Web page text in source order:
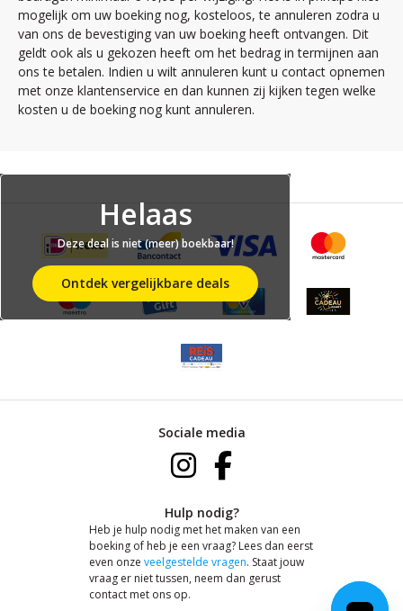
mogelijk om uw boeking nog, kosteloos, te annuleren zodra u
van ons de bevestiging van uw boeking heeft ontvangen. Dit
geldt ook als u gekozen heeft om het bedrag in termijnen aan
ons te betalen. Indien u wilt annuleren kunt u contact opnemen
met onze klantenservice en dan kunnen zij kijken tegen welke
kosten u de boeking nog kunt annuleren.
Helaas
Deze deal is niet (meer) boekbaar!
Ontdek vergelijkbare deals
Sociale media
Hulp nodig?
Heb je hulp nodig met het maken van een
boeking of heb je een vraag? Lees dan eerst
even onze veelgestelde vragen. Staat jouw
vraag er niet tussen, neem dan gerust
contact met ons op.